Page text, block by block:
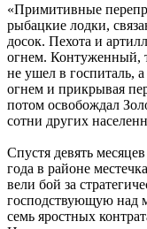
«Примитивные
рыбацкие лодки,
досок. Пехота и
огнем. Контуженный,
не ушел в госпиталь,
огнем и прикрывая
потом освобождал
сотни других
Спустя девять
года в районе
вели бой за
господствующую над
семь яростных